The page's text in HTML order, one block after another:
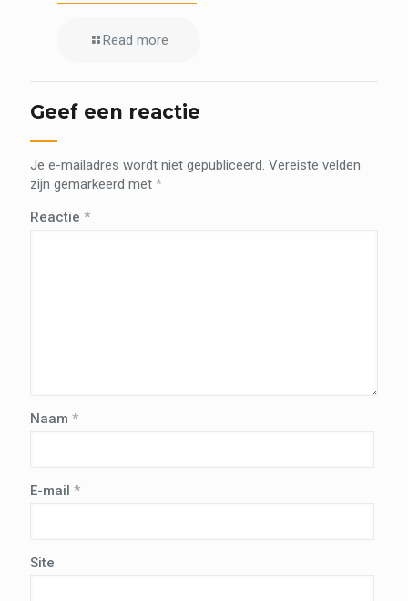
Read more
Geef een reactie
Je e-mailadres wordt niet gepubliceerd. Vereiste velden
zijn gemarkeerd met *
Reactie *
Naam *
E-mail *
Site